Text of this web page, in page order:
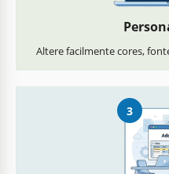
Altere facilmente cores,
3